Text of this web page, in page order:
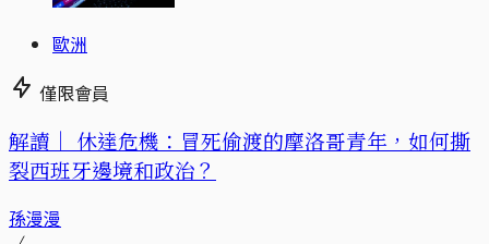
歐洲
僅限會員
解讀｜ 休達危機：冒死偷渡的摩洛哥青年，如何撕
裂西班牙邊境和政治？
孫漫漫